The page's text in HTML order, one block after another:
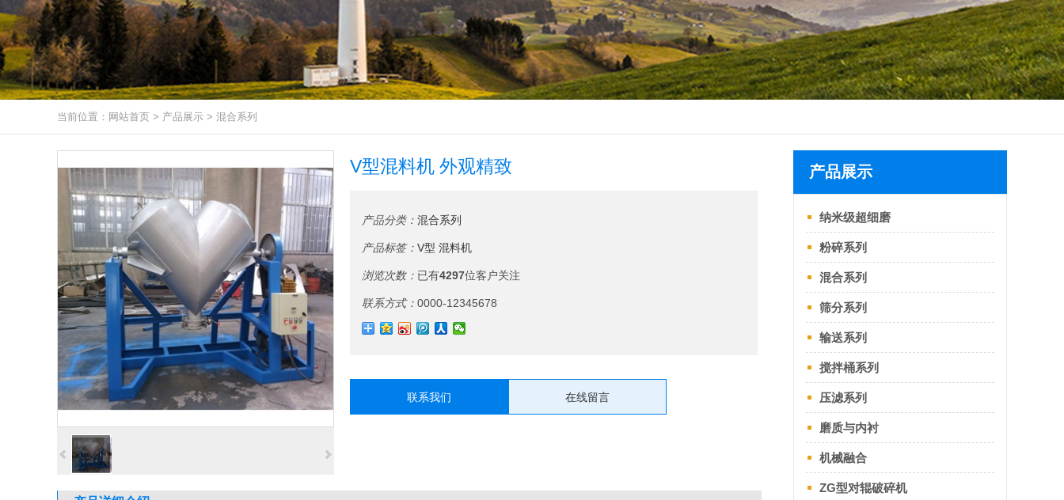
当前位置： 网站首页 > 产品展示 > 混合系列
V型混料机 外观精致
产品分类： 混合系列
产品标签： V型 混料机
浏览次数： 已有4297位客户关注
联系方式： 0000-12345678
联系我们 在线留言
产品展示
纳米级超细磨
粉碎系列
混合系列
筛分系列
输送系列
搅拌桶系列
压滤系列
磨质与内衬
机械融合
ZG型对辊破碎机